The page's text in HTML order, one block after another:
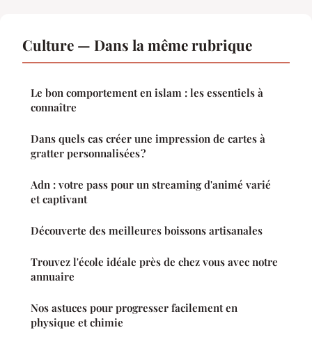
Culture — Dans la même rubrique
Le bon comportement en islam : les essentiels à
connaître
Dans quels cas créer une impression de cartes à
gratter personnalisées ?
Adn : votre pass pour un streaming d'animé varié
et captivant
Découverte des meilleures boissons artisanales
Trouvez l'école idéale près de chez vous avec notre
annuaire
Nos astuces pour progresser facilement en
physique et chimie